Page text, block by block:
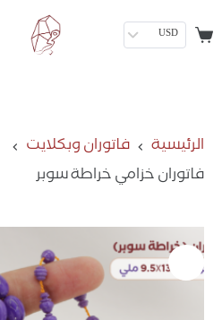
USD
الرئيسية
فاتوران وبكلايت
فاتوران خزامي خراطة سوبر